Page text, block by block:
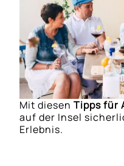
Mit diesen Tipps für
auf der Insel
Erlebnis.